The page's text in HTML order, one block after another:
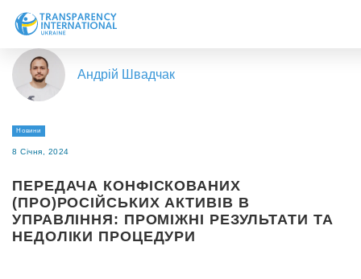
Про нас
Новини
Напрями роботи
Долучитися
Андрій Швадчак
Новини
8 Січня, 2024
ПЕРЕДАЧА КОНФІСКОВАНИХ
(ПРО)РОСІЙСЬКИХ АКТИВІВ В
УПРАВЛІННЯ: ПРОМІЖНІ РЕЗУЛЬТАТИ ТА
НЕДОЛІКИ ПРОЦЕДУРИ